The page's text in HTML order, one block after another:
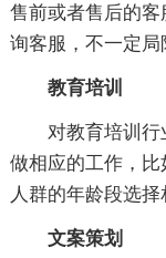
售前或者售后的
询客服，不一定局
教育培训
对教育培训
做相应的工作，
人群的年龄段选择
文案策划